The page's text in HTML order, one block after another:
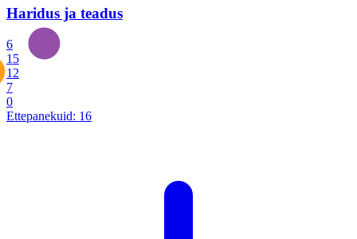
Haridus ja teadus
6
15
12
7
0
Ettepanekuid: 16